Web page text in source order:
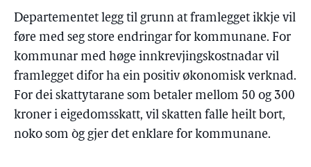
Departementet legg til grunn at framlegget ikkje vil
føre med seg store endringar for kommunane. For
kommunar med høge innkrevjingskostnadar vil
framlegget difor ha ein positiv økonomisk verknad.
For dei skattytarane som betaler mellom 50 og 300
kroner i eigedomsskatt, vil skatten falle heilt bort,
noko som òg gjer det enklare for kommunane.